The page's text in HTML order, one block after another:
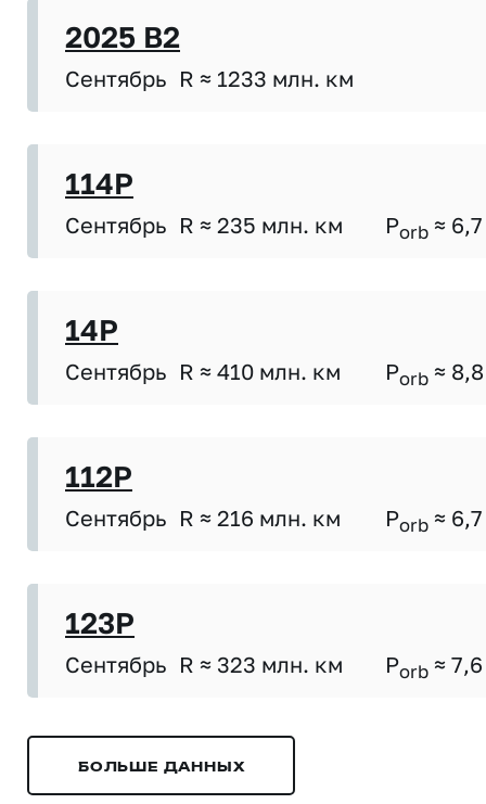
2025 B2
Сентябрь R ≈ 1233 млн. км
114P
Сентябрь R ≈ 235 млн. км Porb ≈ 6,7
14P
Сентябрь R ≈ 410 млн. км Porb ≈ 8,8
112P
Сентябрь R ≈ 216 млн. км Porb ≈ 6,7
123P
Сентябрь R ≈ 323 млн. км Porb ≈ 7,6
БОЛЬШЕ ДАННЫХ